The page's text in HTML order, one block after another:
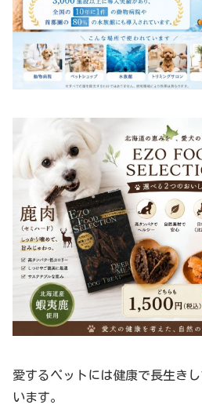
愛するペットには健康で長生き
います。